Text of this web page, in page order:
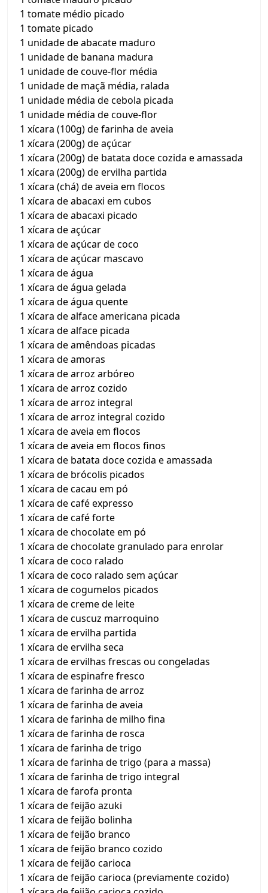
1 tomate médio picado
1 tomate picado
1 unidade de abacate maduro
1 unidade de banana madura
1 unidade de couve-flor média
1 unidade de maçã média, ralada
1 unidade média de cebola picada
1 unidade média de couve-flor
1 xícara (100g) de farinha de aveia
1 xícara (200g) de açúcar
1 xícara (200g) de batata doce cozida e amassada
1 xícara (200g) de ervilha partida
1 xícara (chá) de aveia em flocos
1 xícara de abacaxi em cubos
1 xícara de abacaxi picado
1 xícara de açúcar
1 xícara de açúcar de coco
1 xícara de açúcar mascavo
1 xícara de água
1 xícara de água gelada
1 xícara de água quente
1 xícara de alface americana picada
1 xícara de alface picada
1 xícara de amêndoas picadas
1 xícara de amoras
1 xícara de arroz arbóreo
1 xícara de arroz cozido
1 xícara de arroz integral
1 xícara de arroz integral cozido
1 xícara de aveia em flocos
1 xícara de aveia em flocos finos
1 xícara de batata doce cozida e amassada
1 xícara de brócolis picados
1 xícara de cacau em pó
1 xícara de café expresso
1 xícara de café forte
1 xícara de chocolate em pó
1 xícara de chocolate granulado para enrolar
1 xícara de coco ralado
1 xícara de coco ralado sem açúcar
1 xícara de cogumelos picados
1 xícara de creme de leite
1 xícara de cuscuz marroquino
1 xícara de ervilha partida
1 xícara de ervilha seca
1 xícara de ervilhas frescas ou congeladas
1 xícara de espinafre fresco
1 xícara de farinha de arroz
1 xícara de farinha de aveia
1 xícara de farinha de milho fina
1 xícara de farinha de rosca
1 xícara de farinha de trigo
1 xícara de farinha de trigo (para a massa)
1 xícara de farinha de trigo integral
1 xícara de farofa pronta
1 xícara de feijão azuki
1 xícara de feijão bolinha
1 xícara de feijão branco
1 xícara de feijão branco cozido
1 xícara de feijão carioca
1 xícara de feijão carioca (previamente cozido)